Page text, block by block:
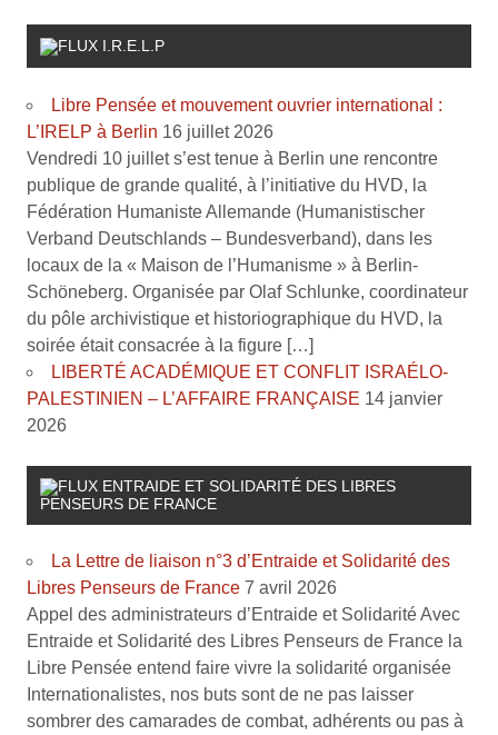
I.R.E.L.P
Libre Pensée et mouvement ouvrier international :
L’IRELP à Berlin 16 juillet 2026
Vendredi 10 juillet s’est tenue à Berlin une rencontre
publique de grande qualité, à l’initiative du HVD, la
Fédération Humaniste Allemande (Humanistischer
Verband Deutschlands – Bundesverband), dans les
locaux de la « Maison de l’Humanisme » à Berlin-
Schöneberg. Organisée par Olaf Schlunke, coordinateur
du pôle archivistique et historiographique du HVD, la
soirée était consacrée à la figure […]
LIBERTÉ ACADÉMIQUE ET CONFLIT ISRAÉLO-
PALESTINIEN – L’AFFAIRE FRANÇAISE 14 janvier
2026
ENTRAIDE ET SOLIDARITÉ DES LIBRES
PENSEURS DE FRANCE
La Lettre de liaison n°3 d’Entraide et Solidarité des
Libres Penseurs de France 7 avril 2026
Appel des administrateurs d’Entraide et Solidarité Avec
Entraide et Solidarité des Libres Penseurs de France la
Libre Pensée entend faire vivre la solidarité organisée
Internationalistes, nos buts sont de ne pas laisser
sombrer des camarades de combat, adhérents ou pas à